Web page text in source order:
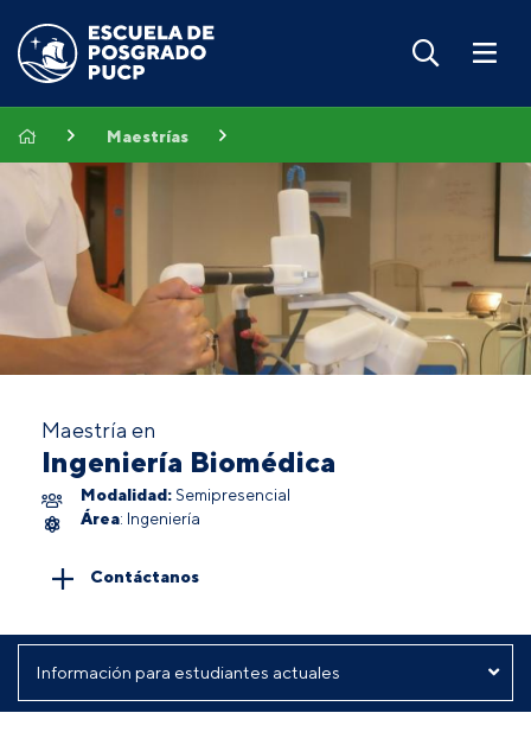
Maestrías
Maestría en
Ingeniería Biomédica
Modalidad: Semipresencial
Área: Ingeniería
Contáctanos